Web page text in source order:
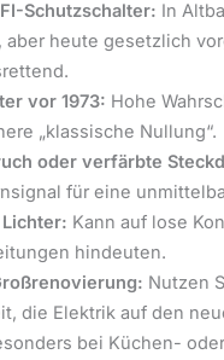
Schutzschalter: In
aber heute gesetzlich
vor 1973: Hohe
„klassische Nullung“.
oder verfärbte
für eine
Kann auf lose
hindeuten.
Nutzen
die Elektrik auf den
bei Küchen-